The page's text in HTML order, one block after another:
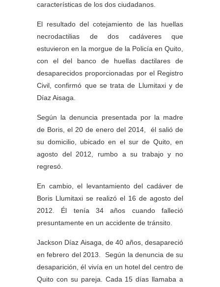
características de los dos ciudadanos.
El resultado del cotejamiento de las huellas
necrodactilias de dos cadáveres que
estuvieron en la morgue de la Policía en Quito,
con el del banco de huellas dactilares de
desaparecidos proporcionadas por el Registro
Civil, confirmó que se trata de Llumitaxi y de
Díaz Aisaga.
Según la denuncia presentada por la madre
de Boris, el 20 de enero del 2014, él salió de
su domicilio, ubicado en el sur de Quito, en
agosto del 2012, rumbo a su trabajo y no
regresó.
En cambio, el levantamiento del cadáver de
Boris Llumitaxi se realizó el 16 de agosto del
2012. Él tenía 34 años cuando falleció
presuntamente en un accidente de tránsito.
Jackson Díaz Aisaga, de 40 años, desapareció
en febrero del 2013. Según la denuncia de su
desaparición, él vivía en un hotel del centro de
Quito con su pareja. Cada 15 días llamaba a